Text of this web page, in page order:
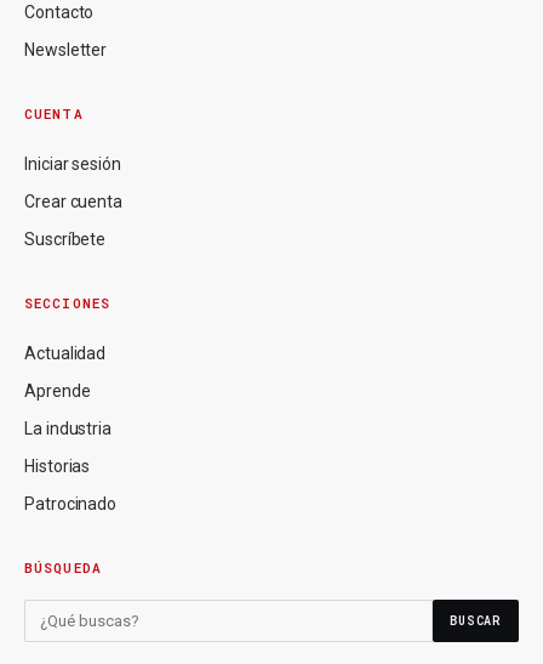
Contacto
Newsletter
CUENTA
Iniciar sesión
Crear cuenta
Suscríbete
SECCIONES
Actualidad
Aprende
La industria
Historias
Patrocinado
BÚSQUEDA
BUSCAR